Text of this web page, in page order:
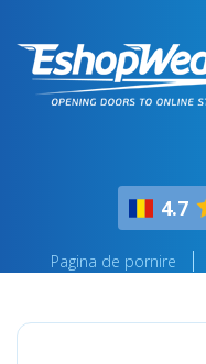
4.7
Pagina de pornire